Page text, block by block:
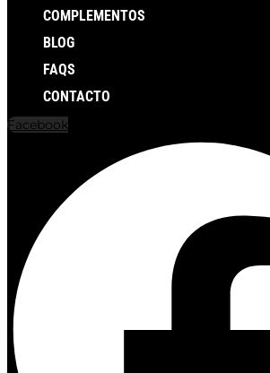
COMPLEMENTOS
BLOG
FAQS
CONTACTO
Facebook